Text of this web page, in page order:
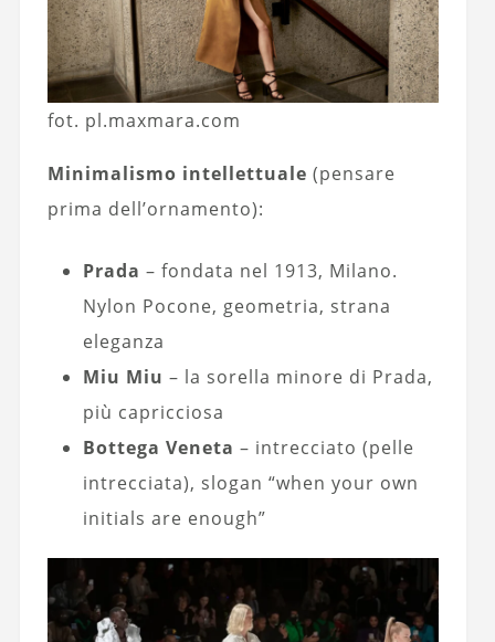
fot. pl.maxmara.com
Minimalismo intellettuale (pensare
prima dell’ornamento):
Prada – fondata nel 1913, Milano.
Nylon Pocone, geometria, strana
eleganza
Miu Miu – la sorella minore di Prada,
più capricciosa
Bottega Veneta – intrecciato (pelle
intrecciata), slogan “when your own
initials are enough”